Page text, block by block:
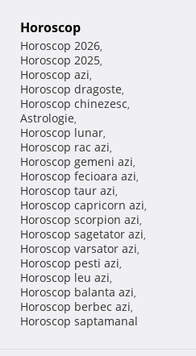
Horoscop
Horoscop 2026,
Horoscop 2025,
Horoscop azi,
Horoscop dragoste,
Horoscop chinezesc,
Astrologie,
Horoscop lunar,
Horoscop rac azi,
Horoscop gemeni azi,
Horoscop fecioara azi,
Horoscop taur azi,
Horoscop capricorn azi,
Horoscop scorpion azi,
Horoscop sagetator azi,
Horoscop varsator azi,
Horoscop pesti azi,
Horoscop leu azi,
Horoscop balanta azi,
Horoscop berbec azi,
Horoscop saptamanal